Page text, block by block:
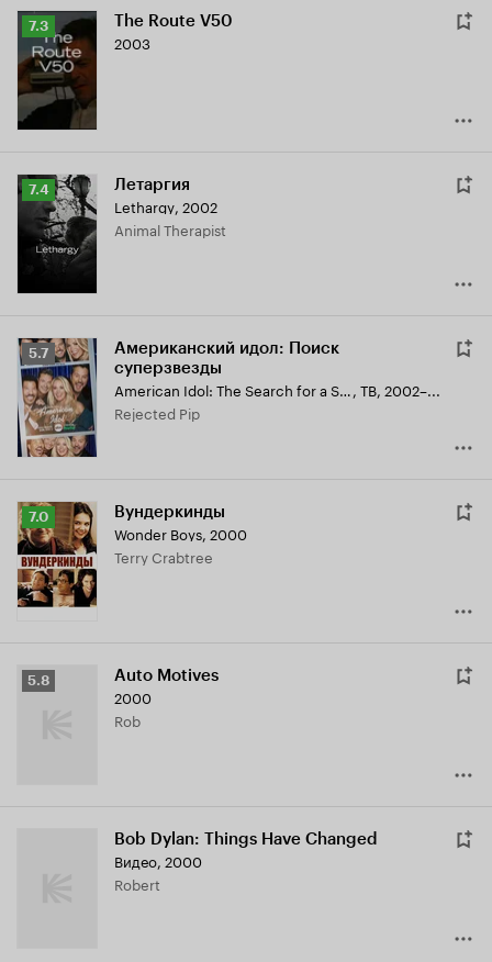
Рейтинг
Кинопоиска
7.3
7.3 The Route V50
2003
Рейтинг
Кинопоиска
7.4
7.4 Летаргия
Lethargy, 2002
Animal Therapist
Рейтинг
Кинопоиска
5.7
5.7
Американский идол: Поиск
суперзвезды
American Idol: The Search for a Superstar, ТВ, 2002–...
Rejected Pip
Рейтинг
Кинопоиска
7.0
7.0 Вундеркинды
Wonder Boys, 2000
Terry Crabtree
Рейтинг
5.8 Auto Motives
2000
Rob
Bob Dylan: Things Have Changed
Видео, 2000
Robert